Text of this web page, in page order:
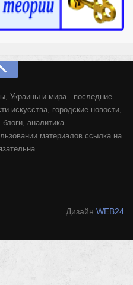
Украины и мира - последние
искусства, городские новости,
аналитика.
материалов ссылка на
Дизайн WEB24